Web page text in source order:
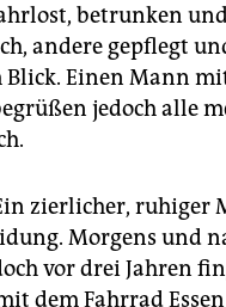
betrunken
andere gepflegt
Blick. Einen Mann
jedoch alle
zierlicher, ruhiger
Morgens und
vor drei Jahren
dem Fahrrad